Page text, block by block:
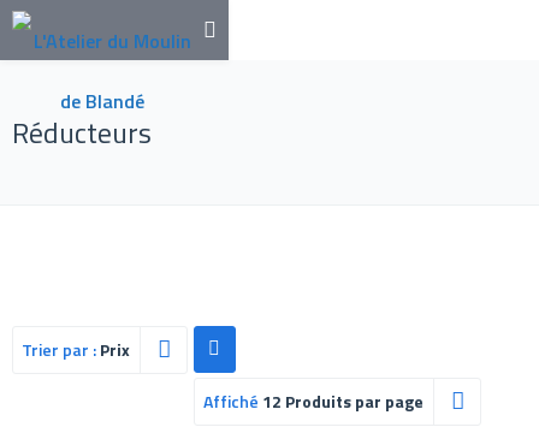
Réducteurs
Trier par :Prix
Affiché 12 Produits par page